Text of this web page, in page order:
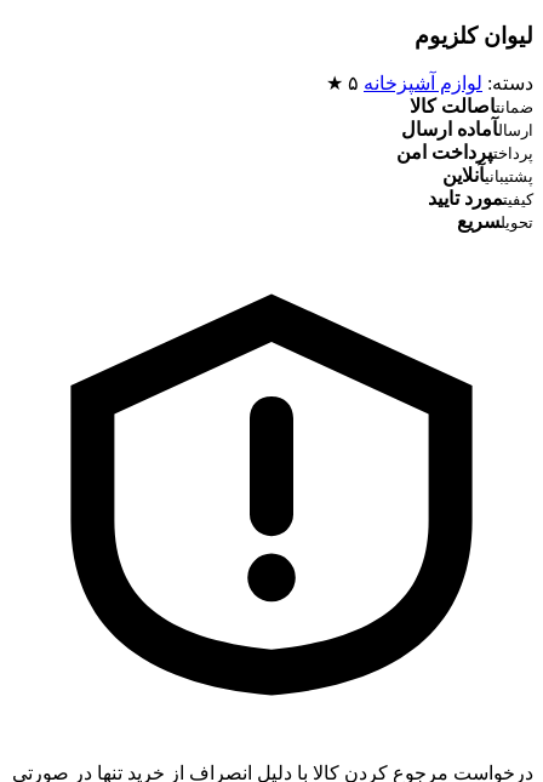
لیوان کلزیوم
دسته: لوازم آشپزخانه ۵ ★
ضمانتاصالت کالا
ارسالآماده ارسال
پرداختپرداخت امن
پشتیبانیآنلاین
کیفیتمورد تایید
تحویلسریع
درخواست مرجوع کردن کالا با دلیل انصراف از خرید تنها در صورتی